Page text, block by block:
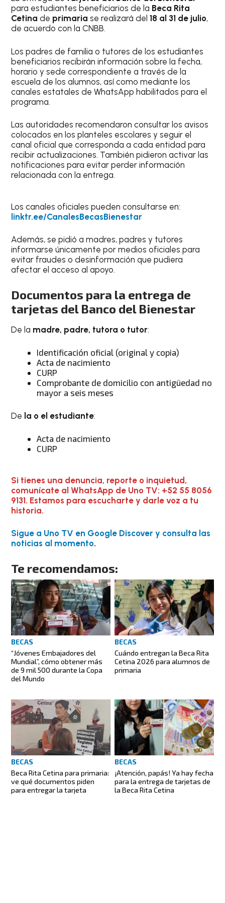
para estudiantes beneficiarios de la Beca Rita
Cetina de primariase realizará del18 al 31 de julio,
de acuerdo con la CNBB.
Los padres de familia o tutores de los estudiantes
beneficiarios recibirán información sobre la fecha,
horario y sede correspondiente a través de la
escuela de los alumnos, así como mediante los
canales estatales de WhatsApp habilitados para el
programa.
Las autoridades recomendaron consultar los avisos
colocados en los planteles escolares y seguir el
canal oficial que corresponda a cada entidad para
recibir actualizaciones. También pidieron activar las
notificaciones para evitar perder información
relacionada con la entrega.
Los canales oficiales pueden consultarse en:
linktr.ee/CanalesBecasBienestar
Además, se pidió a madres, padres y tutores
informarse únicamente por medios oficiales para
evitar fraudes o desinformación que pudiera
afectar el acceso al apoyo.
Documentos para la entrega de
tarjetas del Banco del Bienestar
De la madre, padre, tutora o tutor:
Identificación oficial (original y copia)
Acta de nacimiento
CURP
Comprobante de domicilio con antigüedad no
mayor a seis meses
De la o el estudiante:
Acta de nacimiento
CURP
Si tienes una denuncia, reporte o inquietud,
comunícate al WhatsApp de Uno TV: +52 55 8056
9131. Estamos para escucharte y darle voz a tu
historia.
Sigue a Uno TV en Google Discover y consulta las
noticias al momento.
Te recomendamos:
BECAS
“Jóvenes Embajadores del
Mundial”, cómo obtener más
de 9 mil 500 durante la Copa
del Mundo
BECAS
Cuándo entregan la Beca Rita
Cetina 2026 para alumnos de
primaria
BECAS
Beca Rita Cetina para primaria:
ve qué documentos piden
para entregar la tarjeta
BECAS
¡Atención, papás! Ya hay fecha
para la entrega de tarjetas de
la Beca Rita Cetina